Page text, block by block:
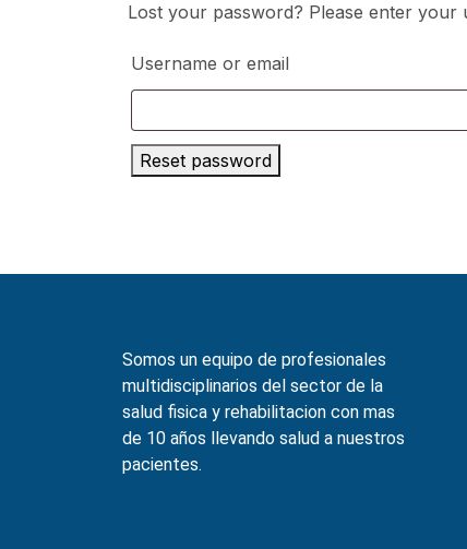
Lost your password? Please enter your
Username or email
Reset password
Somos un equipo de profesionales
multidisciplinarios del sector de la
salud fisica y rehabilitacion con mas
de 10 años llevando salud a nuestros
pacientes.